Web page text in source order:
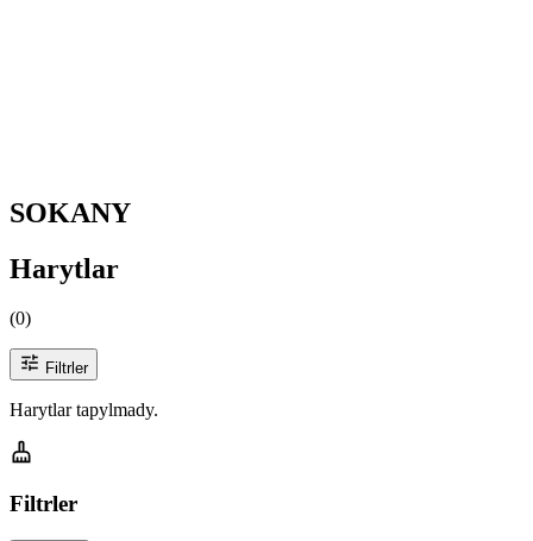
SOKANY
Harytlar
(0)
Filtrler
Harytlar tapylmady.
Filtrler